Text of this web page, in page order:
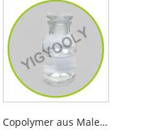
Copolymer aus Malein- und Acrylsäure